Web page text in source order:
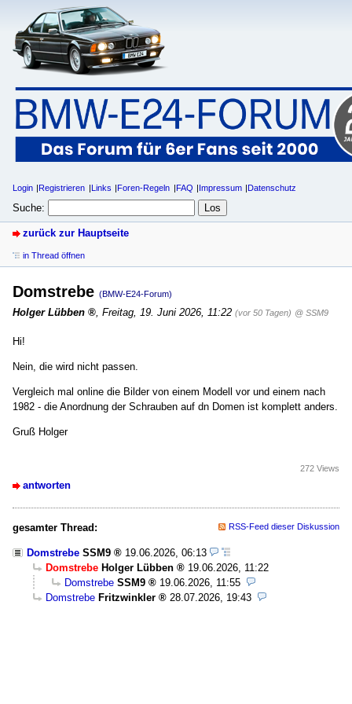
Login Registrieren Links Foren-Regeln FAQ Impressum Datenschutz
Suche:
zurück zur Hauptseite
in Thread öffnen
Domstrebe (BMW-E24-Forum)
Holger Lübben Freitag, 19. Juni 2026, 11:22 (vor 50 Tagen) @ SSM9
Hi!
Nein, die wird nicht passen.
Vergleich mal online die Bilder von einem Modell vor und einem nach
1982 - die Anordnung der Schrauben auf dn Domen ist komplett anders.
Gruß Holger
antworten
272 Views
gesamter Thread: RSS-Feed dieser Diskussion
Domstrebe SSM9
19.06.2026, 06:13
Domstrebe Holger Lübben
19.06.2026, 11:22
Domstrebe SSM9
19.06.2026, 11:55
Domstrebe Fritzwinkler 28.07.2026, 19:43